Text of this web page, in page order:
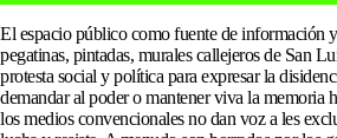
El espacio público como fuente de información
pegatinas, pintadas, murales callejeros de San
protesta social y política para expresar la
demandar al poder o mantener viva la memoria
los medios convencionales no dan voz a les